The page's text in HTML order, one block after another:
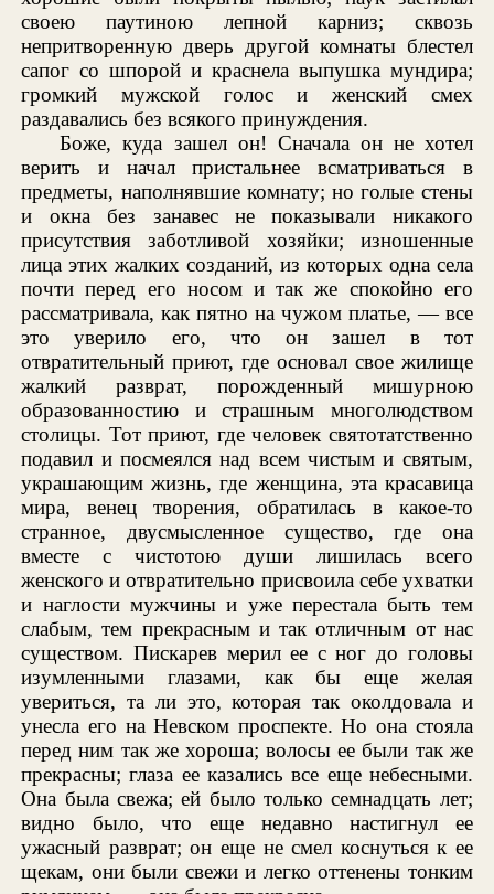
своею паутиною лепной карниз; сквозь
непритворенную дверь другой комнаты блестел
сапог со шпорой и краснела выпушка мундира;
громкий мужской голос и женский смех
раздавались без всякого принуждения.
Боже, куда зашел он! Сначала он не хотел
верить и начал пристальнее всматриваться в
предметы, наполнявшие комнату; но голые стены
и окна без занавес не показывали никакого
присутствия заботливой хозяйки; изношенные
лица этих жалких созданий, из которых одна села
почти перед его носом и так же спокойно его
рассматривала, как пятно на чужом платье, — все
это уверило его, что он зашел в тот
отвратительный приют, где основал свое жилище
жалкий разврат, порожденный мишурною
образованностию и страшным многолюдством
столицы. Тот приют, где человек святотатственно
подавил и посмеялся над всем чистым и святым,
украшающим жизнь, где женщина, эта красавица
мира, венец творения, обратилась в какое-то
странное, двусмысленное существо, где она
вместе с чистотою души лишилась всего
женского и отвратительно присвоила себе ухватки
и наглости мужчины и уже перестала быть тем
слабым, тем прекрасным и так отличным от нас
существом. Пискарев мерил ее с ног до головы
изумленными глазами, как бы еще желая
увериться, та ли это, которая так околдовала и
унесла его на Невском проспекте. Но она стояла
перед ним так же хороша; волосы ее были так же
прекрасны; глаза ее казались все еще небесными.
Она была свежа; ей было только семнадцать лет;
видно было, что еще недавно настигнул ее
ужасный разврат; он еще не смел коснуться к ее
щекам, они были свежи и легко оттенены тонким